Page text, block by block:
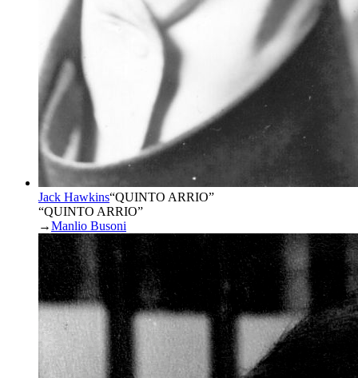
Jack Hawkins“QUINTO ARRIO”
“QUINTO ARRIO”
→Manlio Busoni